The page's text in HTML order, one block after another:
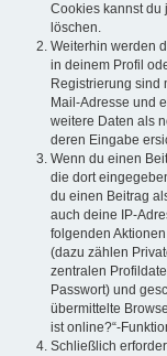
Cookies kannst du
löschen.
Weiterhin werden
in deinem Profil
Registrierung sind
Mail-Adresse und
weitere Daten als
deren Eingabe
Wenn du einen
die dort
du einen Beitrag
auch deine IP-
folgenden
(dazu zählen
zentralen
Passwort) und
übermittelte
ist online?“-
Schließlich